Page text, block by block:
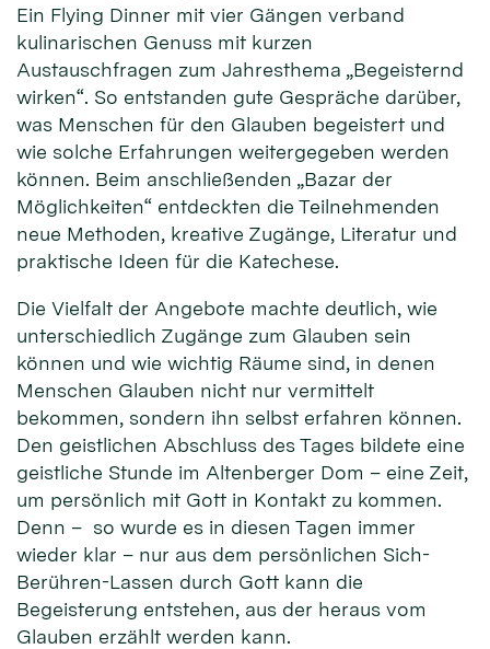
Ein Flying Dinner mit vier Gängen verband
kulinarischen Genuss mit kurzen
Austauschfragen zum Jahresthema „Begeisternd
wirken“. So entstanden gute Gespräche darüber,
was Menschen für den Glauben begeistert und
wie solche Erfahrungen weitergegeben werden
können. Beim anschließenden „Bazar der
Möglichkeiten“ entdeckten die Teilnehmenden
neue Methoden, kreative Zugänge, Literatur und
praktische Ideen für die Katechese.
Die Vielfalt der Angebote machte deutlich, wie
unterschiedlich Zugänge zum Glauben sein
können und wie wichtig Räume sind, in denen
Menschen Glauben nicht nur vermittelt
bekommen, sondern ihn selbst erfahren können.
Den geistlichen Abschluss des Tages bildete eine
geistliche Stunde im Altenberger Dom – eine Zeit,
um persönlich mit Gott in Kontakt zu kommen.
Denn – so wurde es in diesen Tagen immer
wieder klar – nur aus dem persönlichen Sich-
Berühren-Lassen durch Gott kann die
Begeisterung entstehen, aus der heraus vom
Glauben erzählt werden kann.